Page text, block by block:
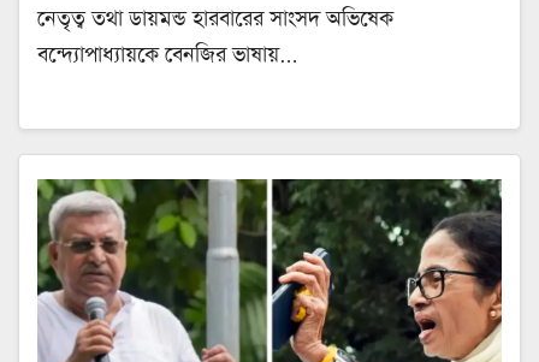
নেতৃত্ব তথা ডায়মন্ড হারবারের সাংসদ অভিষেক
বন্দ্যোপাধ্যায়কে বেনজির ভাষায়…